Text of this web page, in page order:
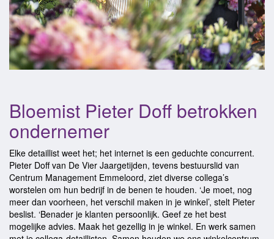
Bloemist Pieter Doff betrokken
ondernemer
Elke detaillist weet het; het internet is een geduchte concurrent.
Pieter Doff van De Vier Jaargetijden, tevens bestuurslid van
Centrum Management Emmeloord, ziet diverse collega’s
worstelen om hun bedrijf in de benen te houden. ‘Je moet, nog
meer dan voorheen, het verschil maken in je winkel’, stelt Pieter
beslist. ‘Benader je klanten persoonlijk. Geef ze het best
mogelijke advies. Maak het gezellig in je winkel. En werk samen